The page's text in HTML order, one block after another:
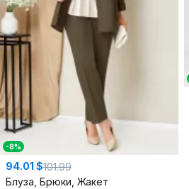
-8%
94.01 $101.99
Блуза, Брюки, Жакет